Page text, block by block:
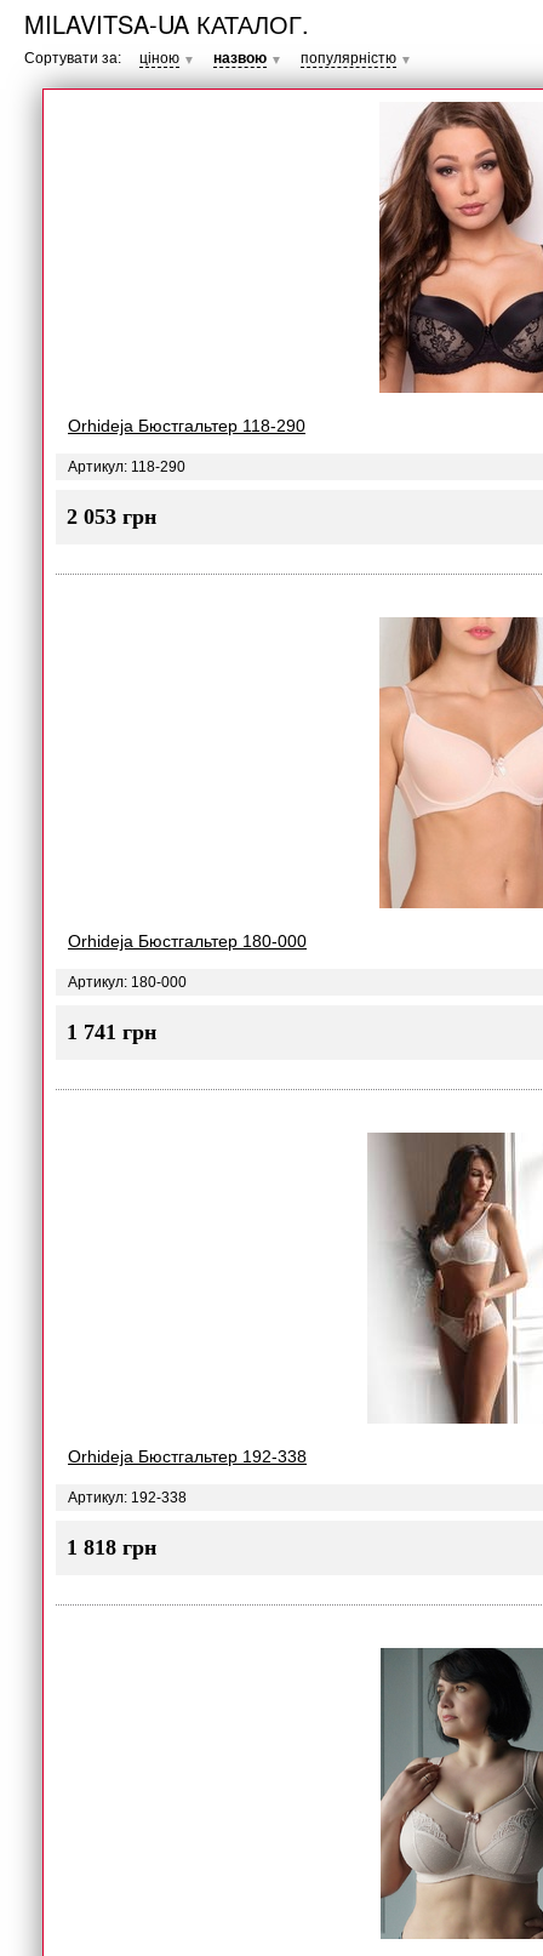
MILAVITSA-UA КАТАЛОГ.
Сортувати за: ціною ▼ назвою ▼ популярністю ▼
Orhideja Бюстгальтер 118-290
Артикул: 118-290
2 053 грн
Orhideja Бюстгальтер 180-000
Артикул: 180-000
1 741 грн
Orhideja Бюстгальтер 192-338
Артикул: 192-338
1 818 грн